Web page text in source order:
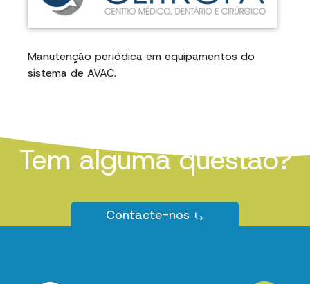
Manutenção periódica em equipamentos do
sistema de AVAC.
Tem alguma questão?
Contacte-nos